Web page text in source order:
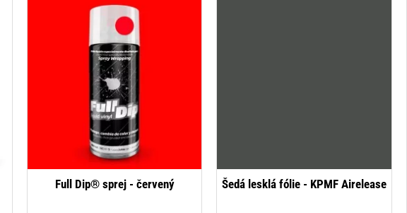
Full Dip® sprej - červený Šedá lesklá fólie - KPMF Airelease